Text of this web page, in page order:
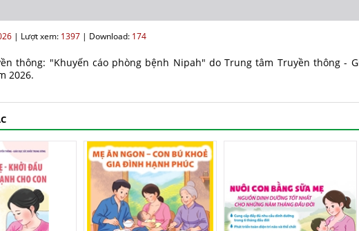
| Lượt xem: 1397 | Download: 174
thông: "Khuyến cáo phòng bệnh Nipah" do Trung tâm Truyền thông -
2026.